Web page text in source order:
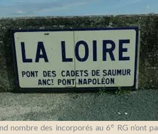
nombre des incorporés au 6e RG n’ont